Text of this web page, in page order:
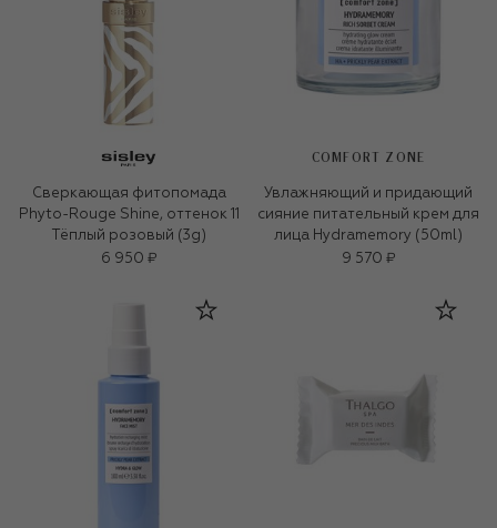
Сверкающая фитопомада
Phyto-Rouge Shine, оттенок 11
Тёплый розовый (3g)
6 950 ₽
COMFORT ZONE
Увлажняющий и придающий
сияние питательный крем для
лица Hydramemory (50ml)
9 570 ₽